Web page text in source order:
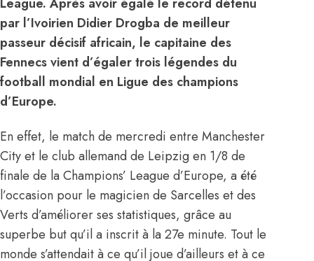
par l’Ivoirien Didier Drogba de meilleur
passeur décisif africain, le capitaine des
Fennecs vient d’égaler trois légendes du
football mondial en Ligue des champions
d’Europe.
En effet, le match de mercredi entre Manchester
City et le club allemand de Leipzig en 1/8 de
finale de la Champions’ League d’Europe, a été
l’occasion pour le magicien de Sarcelles et des
Verts d’améliorer ses statistiques, grâce au
superbe but qu’il a inscrit à la 27e minute. Tout le
monde s’attendait à ce qu’il joue d’ailleurs et à ce